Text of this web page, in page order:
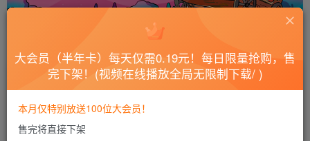
首页 网站公告 正文
客户服务【联系方式】
9个月前更新 1.8W+ 19
大会员（半年卡）每天仅需0.19元！每日限量抢购，售
完下架！(视频在线播放全局无限制下载/ )
本月仅特别放送100位大会员！
售完将直接下架